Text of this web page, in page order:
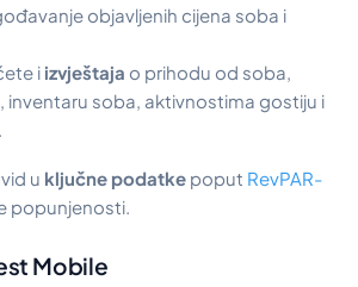
objavljenih cijena soba i
i izvještaja o prihodu od soba,
inventaru soba, aktivnostima gostiju i
u ključne podatke poput RevPAR-
popunjenosti.
Mobile